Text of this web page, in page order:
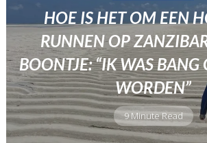
HOE IS HET OM EEN
RUNNEN OP
BOONTJE: “IK WAS BANG
WORDEN”
9 Minute Read